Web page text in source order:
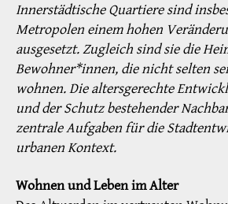
Innerstädtische Quartiere sind
Metropolen einem hohen
ausgesetzt. Zugleich sind sie die
Bewohner*innen, die nicht selten
wohnen. Die altersgerechte
und der Schutz bestehender
zentrale Aufgaben für die
urbanen Kontext.
Wohnen und Leben im Alter